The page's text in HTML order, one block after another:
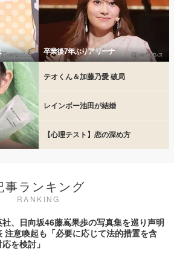
卒業後7年ぶりアリーナ
テオくん＆加藤乃愛 破局
レインボー池田が結婚
【心理テスト】恋の深め方
事ランキング
RANKING
社、日向坂46藤嶌果歩の写真集を巡り声明
注意喚起も「必要に応じて法的措置を含
を検討」